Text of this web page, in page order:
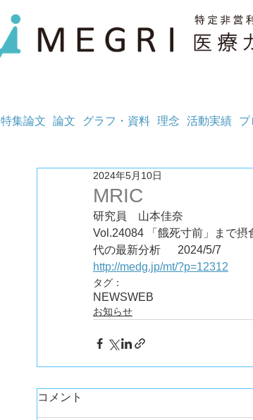
特集論文 論文 グラフ・資料 理念 活動実績 プ
MRIC
2024年5月10日
研究員　山本佳奈
Vol.24084 「餓死寸前」まで
代の最新分析	2024/5/7
http://medg.jp/mt/?p=12312
タグ：
NEWSWEB
お知らせ
コメント